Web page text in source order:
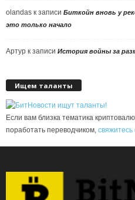
olandas к записи Биткойн вновь у
это только начало
Артур к записи История войны за
Ищем таланты
Если вам близка тематика
поработать переводчиком, свяжитесь